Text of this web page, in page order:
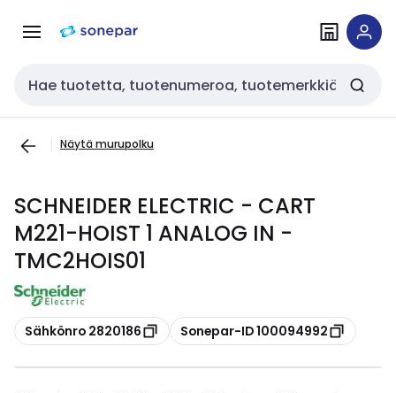
navigointiinsisältöön
Haku
Näytä murupolku
SCHNEIDER ELECTRIC - CART
M221-HOIST 1 ANALOG IN -
TMC2HOIS01
Kopioi
Sähkönro 2820186 Kopioi
Sonepar-ID 100094992